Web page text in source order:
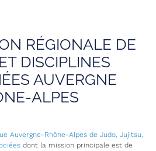
RÉGIONALE DE
DISCIPLINES
AUVERGNE
ALPES
Auvergne-Rhône-Alpes de Judo, Jujitsu,
dont la mission principale est de